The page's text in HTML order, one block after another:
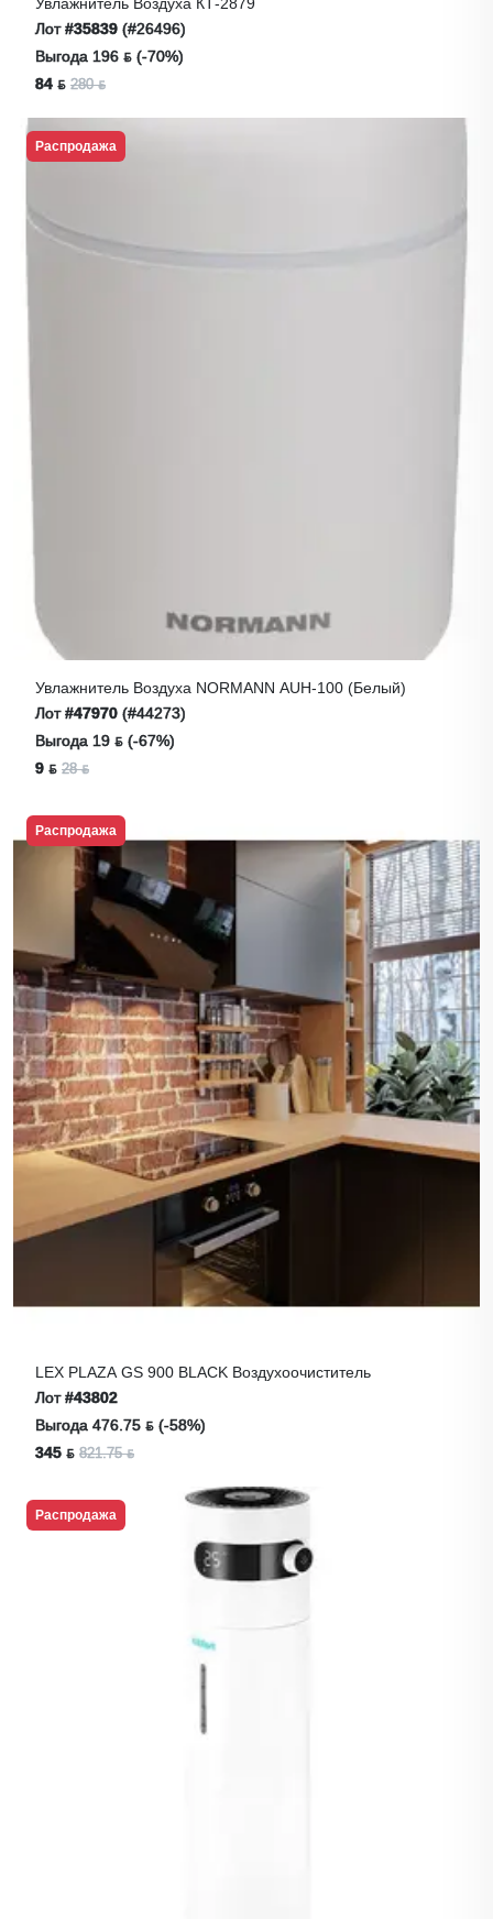
Увлажнитель Воздуха КТ-2879
Лот#35839 (#26496)
Выгода 196 ƃ (-70%)
84 ƃ 280 ƃ
Распродажа
Увлажнитель Воздуха NORMANN AUH-100 (белый)
Лот#47970 (#44273)
Выгода 19 ƃ (-67%)
9 ƃ 28 ƃ
Распродажа
LEX PLAZA GS 900 BLACK Воздухоочиститель
Лот#43802
Выгода 476.75 ƃ (-58%)
345 ƃ 821.75 ƃ
Распродажа